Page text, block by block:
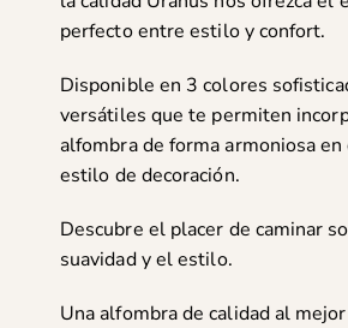
perfecto entre estilo y confort.
Disponible en 3 colores
versátiles que te permiten
alfombra de forma armoniosa
estilo de decoración.
Descubre el placer de caminar
suavidad y el estilo.
Una alfombra de calidad al